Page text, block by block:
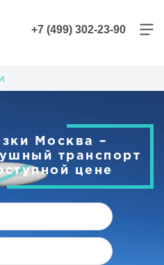
+7 (499) 302-23-90
Москва –
транспорт
цене